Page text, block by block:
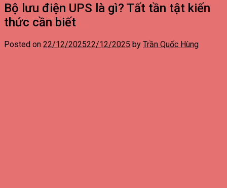
Bộ lưu điện UPS là gì? Tất tần tật kiến
thức cần biết
Posted on 22/12/202522/12/2025 by Trần Quốc Hùng